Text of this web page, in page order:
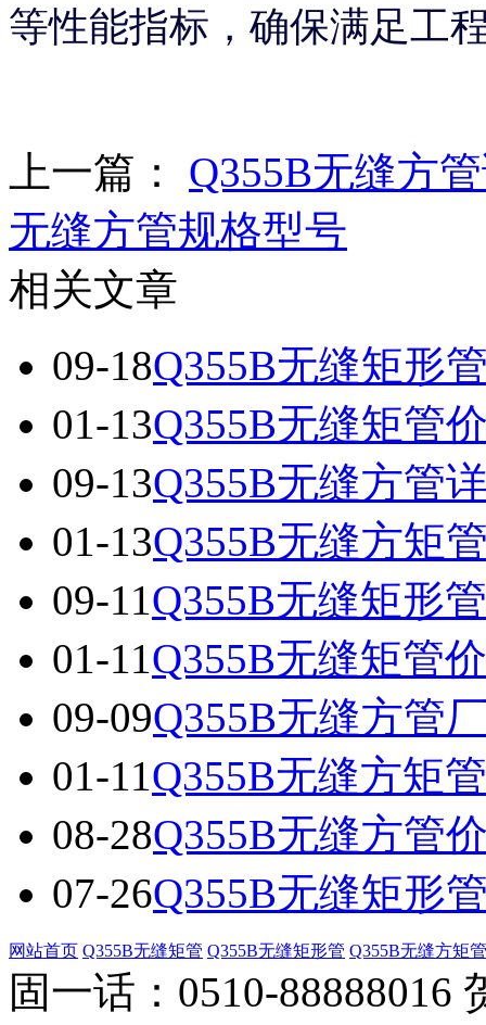
等性能指标，确保满足工
上一篇： Q355B无缝方
无缝方管规格型号
相关文章
09-18Q355B无缝矩形
01-13Q355B无缝矩管
09-13Q355B无缝方管
01-13Q355B无缝方矩
09-11Q355B无缝矩形
01-11Q355B无缝矩管
09-09Q355B无缝方管
01-11Q355B无缝方矩
08-28Q355B无缝方管
07-26Q355B无缝矩形
网站首页 Q355B无缝矩管 Q355B无缝矩形管 Q355B无缝方矩管
固一话：0510-88888016